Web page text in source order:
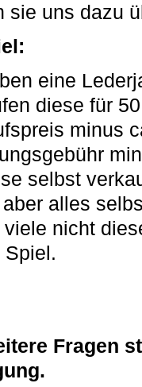
sie uns dazu
eine
diese für
minus
selbst
alles
nicht
Spiel.
Fragen